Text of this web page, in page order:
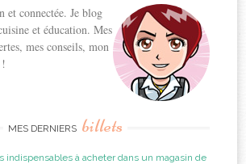
et connectée. Je blog
et éducation. Mes
mes conseils, mon
MES DERNIERS billets
indispensables à acheter dans un magasin de